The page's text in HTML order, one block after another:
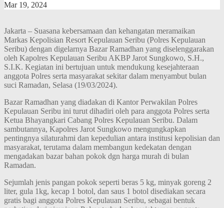
Mar 19, 2024
Jakarta – Suasana kebersamaan dan kehangatan meramaikan
Markas Kepolisian Resort Kepulauan Seribu (Polres Kepulauan
Seribu) dengan digelarnya Bazar Ramadhan yang diselenggarakan
oleh Kapolres Kepulauan Seribu AKBP Jarot Sungkowo, S.H.,
S.I.K. Kegiatan ini bertujuan untuk mendukung kesejahteraan
anggota Polres serta masyarakat sekitar dalam menyambut bulan
suci Ramadan, Selasa (19/03/2024).
Bazar Ramadhan yang diadakan di Kantor Perwakilan Polres
Kepulauan Seribu ini turut dihadiri oleh para anggota Polres serta
Ketua Bhayangkari Cabang Polres Kepulauan Seribu. Dalam
sambutannya, Kapolres Jarot Sungkowo mengungkapkan
pentingnya silaturahmi dan kepedulian antara institusi kepolisian dan
masyarakat, terutama dalam membangun kedekatan dengan
mengadakan bazar bahan pokok dgn harga murah di bulan
Ramadan.
Sejumlah jenis pangan pokok seperti beras 5 kg, minyak goreng 2
liter, gula 1kg, kecap 1 botol, dan saus 1 botol disediakan secara
gratis bagi anggota Polres Kepulauan Seribu, sebagai bentuk